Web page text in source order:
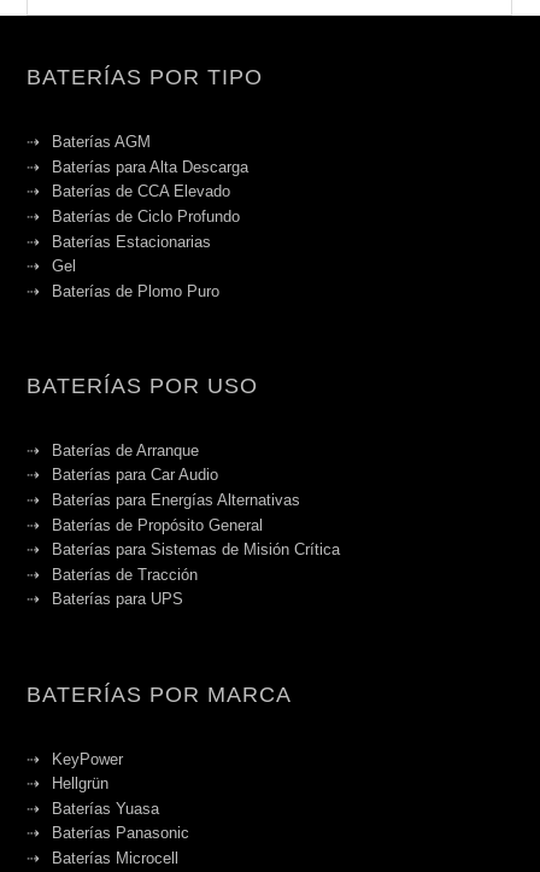
BATERÍAS POR TIPO
Baterías AGM
Baterías para Alta Descarga
Baterías de CCA Elevado
Baterías de Ciclo Profundo
Baterías Estacionarias
Gel
Baterías de Plomo Puro
BATERÍAS POR USO
Baterías de Arranque
Baterías para Car Audio
Baterías para Energías Alternativas
Baterías de Propósito General
Baterías para Sistemas de Misión Crítica
Baterías de Tracción
Baterías para UPS
BATERÍAS POR MARCA
KeyPower
Hellgrün
Baterías Yuasa
Baterías Panasonic
Baterías Microcell